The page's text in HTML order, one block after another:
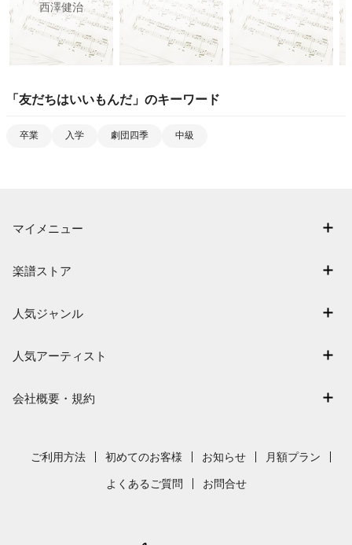
西澤健治
「 友だちはいいもんだ」のキーワード
卒業 入学 劇団四季 中級
マイメニュー
退会はこちら
楽譜ストア
難易度別に探す
まもなく配信
人気ジャンル
保育
発表会
人気アーティスト
新沢としひこ
会社概要・規約
採用情報
ご利用方法 初めてのお客様 お知らせ 月額プラン
よくあるご質問 お問合せ